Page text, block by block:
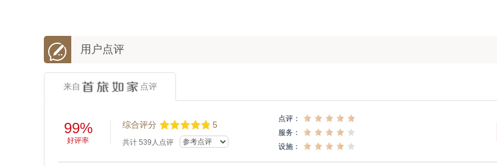
 用户点评
来自 点评
99%
好评率
综合评分 5
共计 539 人点评
点评：
服务：
设施：